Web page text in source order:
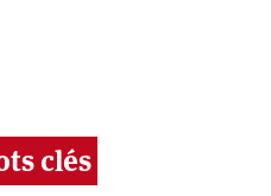
clés